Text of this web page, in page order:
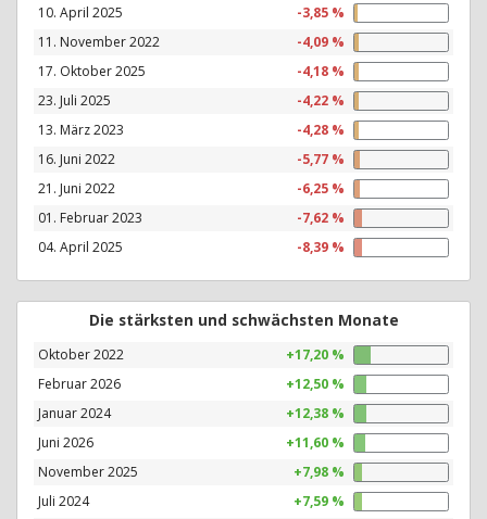
10. April 2025
-3,85 %
11. November 2022
-4,09 %
17. Oktober 2025
-4,18 %
23. Juli 2025
-4,22 %
13. März 2023
-4,28 %
16. Juni 2022
-5,77 %
21. Juni 2022
-6,25 %
01. Februar 2023
-7,62 %
04. April 2025
-8,39 %
Die stärksten und schwächsten Monate
Oktober 2022
+17,20 %
Februar 2026
+12,50 %
Januar 2024
+12,38 %
Juni 2026
+11,60 %
November 2025
+7,98 %
Juli 2024
+7,59 %